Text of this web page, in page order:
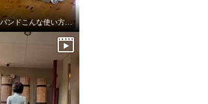
全身健康バンドこんな使い方もしてみてね！